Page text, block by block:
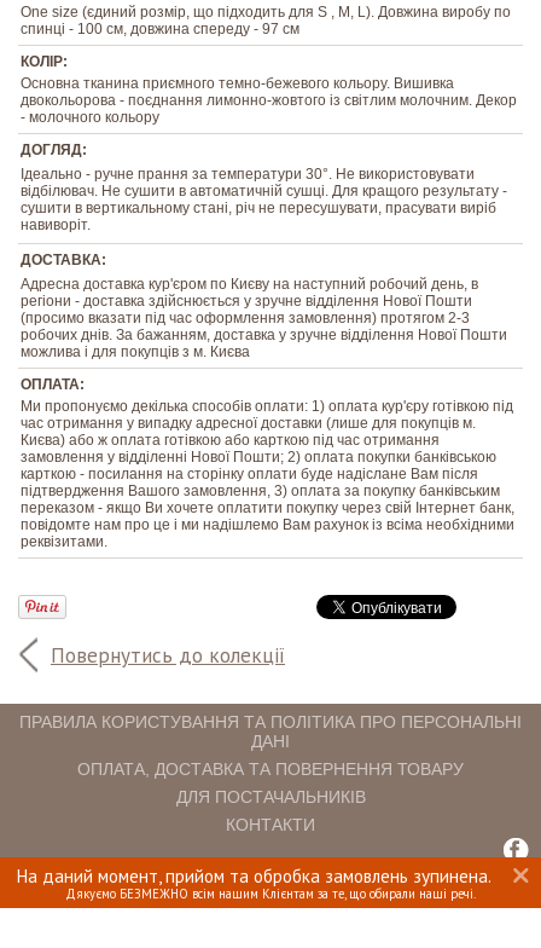
На даний момент, прийом та обробка замовлень зупинена.
Дякуємо БЕЗМЕЖНО всім нашим Клієнтам за те, що обирали наші речі.
Повернутись до колекції
One size (єдиний розмір, що підходить для S , M, L). Довжина виробу по
спинці - 100 см, довжина спереду - 97 см
КОЛІР:
Основна тканина приємного темно-бежевого кольору. Вишивка
двокольорова - поєднання лимонно-жовтого із світлим молочним. Декор
- молочного кольору
ДОГЛЯД:
Ідеально - ручне прання за температури 30°. Не використовувати
відбілювач. Не сушити в автоматичній сушці. Для кращого результату -
сушити в вертикальному стані, річ не пересушувати, прасувати виріб
навиворіт.
ДОСТАВКА:
Адресна доставка кур'єром по Києву на наступний робочий день, в
регіони - доставка здійснюється у зручне відділення Нової Пошти
(просимо вказати під час оформлення замовлення) протягом 2-3
робочих днів. За бажанням, доставка у зручне відділення Нової Пошти
можлива і для покупців з м. Києва
ОПЛАТА:
Ми пропонуємо декілька способів оплати: 1) оплата кур'єру готівкою під
час отримання у випадку адресної доставки (лише для покупців м.
Києва) або ж оплата готівкою або карткою під час отримання
замовлення у відділенні Нової Пошти; 2) оплата покупки банківською
карткою - посилання на сторінку оплати буде надіслане Вам після
підтвердження Вашого замовлення, 3) оплата за покупку банківським
переказом - якщо Ви хочете оплатити покупку через свій Інтернет банк,
повідомте нам про це і ми надішлемо Вам рахунок із всіма необхідними
реквізитами.
ПРАВИЛА КОРИСТУВАННЯ ТА ПОЛІТИКА ПРО ПЕРСОНАЛЬНІ
ДАНІ
ОПЛАТА, ДОСТАВКА ТА ПОВЕРНЕННЯ ТОВАРУ
ДЛЯ ПОСТАЧАЛЬНИКІВ
КОНТАКТИ
INTERIOMANIA © 2018. ВСІ ПРАВА ЗАХИЩЕНІ.